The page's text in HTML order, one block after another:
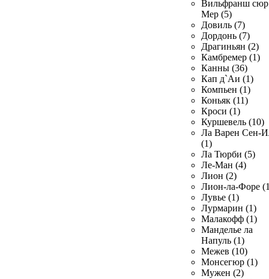
Вильфранш сюр
Мер (5)
Довиль (7)
Дордонь (7)
Драгиньян (2)
Камбремер (1)
Канны (36)
Кап д`Аи (1)
Компьен (1)
Коньяк (11)
Кроси (1)
Куршевель (10)
Ла Варен Сен-
(1)
Ла Тюрби (5)
Ле-Ман (4)
Лион (2)
Лион-ла-Форе
Лувье (1)
Лурмарин (1)
Малакофф (1)
Манделье ла
Напуль (1)
Межев (10)
Монсегюр (1)
Мужен (2)